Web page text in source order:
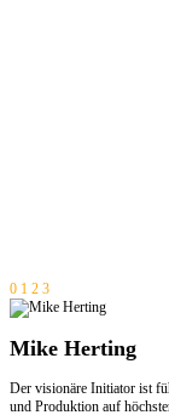
0 1 2 3
Mike Herting
Der visionäre Initiator ist
und Produktion auf